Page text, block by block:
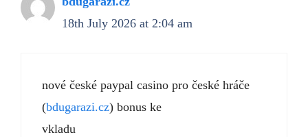
18th July 2026 at 2:04 am
nové české paypal casino pro české hráče
(bdugarazi.cz) bonus ke
vkladu